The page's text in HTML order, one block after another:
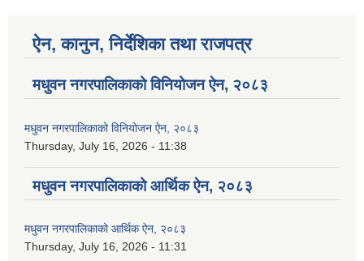
ऐन, कानुन, निर्देशिका तथा राजपत्र
मधुवन नगरपालिकाको विनियोजन ऐन, २०८३
मधुवन नगरपालिकाको विनियोजन ऐन, २०८३
Thursday, July 16, 2026 - 11:38
मधुवन नगरपालिकाको आर्थिक ऐन, २०८३
मधुवन नगरपालिकाको आर्थिक ऐन, २०८३
Thursday, July 16, 2026 - 11:31